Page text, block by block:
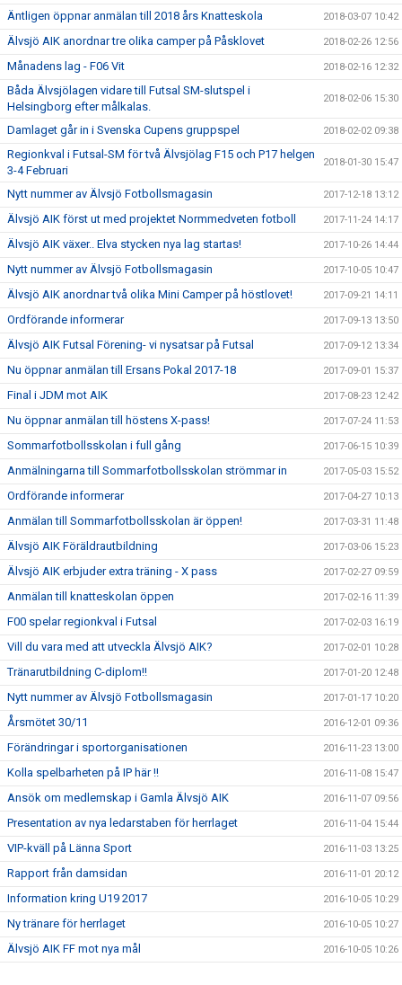
Äntligen öppnar anmälan till 2018 års Knatteskola 2018-03-07 10:42
Älvsjö AIK anordnar tre olika camper på Påsklovet 2018-02-26 12:56
Månadens lag - F06 Vit 2018-02-16 12:32
Båda Älvsjölagen vidare till Futsal SM-slutspel i
Helsingborg efter målkalas.
2018-02-06 15:30
Damlaget går in i Svenska Cupens gruppspel 2018-02-02 09:38
Regionkval i Futsal-SM för två Älvsjölag F15 och P17 helgen
3-4 Februari
2018-01-30 15:47
Nytt nummer av Älvsjö Fotbollsmagasin 2017-12-18 13:12
Älvsjö AIK först ut med projektet Normmedveten fotboll 2017-11-24 14:17
Älvsjö AIK växer.. Elva stycken nya lag startas! 2017-10-26 14:44
Nytt nummer av Älvsjö Fotbollsmagasin 2017-10-05 10:47
Älvsjö AIK anordnar två olika Mini Camper på höstlovet! 2017-09-21 14:11
Ordförande informerar 2017-09-13 13:50
Älvsjö AIK Futsal Förening- vi nysatsar på Futsal 2017-09-12 13:34
Nu öppnar anmälan till Ersans Pokal 2017-18 2017-09-01 15:37
Final i JDM mot AIK 2017-08-23 12:42
Nu öppnar anmälan till höstens X-pass! 2017-07-24 11:53
Sommarfotbollsskolan i full gång 2017-06-15 10:39
Anmälningarna till Sommarfotbollsskolan strömmar in 2017-05-03 15:52
Ordförande informerar 2017-04-27 10:13
Anmälan till Sommarfotbollsskolan är öppen! 2017-03-31 11:48
Älvsjö AIK Föräldrautbildning 2017-03-06 15:23
Älvsjö AIK erbjuder extra träning - X pass 2017-02-27 09:59
Anmälan till knatteskolan öppen 2017-02-16 11:39
F00 spelar regionkval i Futsal 2017-02-03 16:19
Vill du vara med att utveckla Älvsjö AIK? 2017-02-01 10:28
Tränarutbildning C-diplom!! 2017-01-20 12:48
Nytt nummer av Älvsjö Fotbollsmagasin 2017-01-17 10:20
Årsmötet 30/11 2016-12-01 09:36
Förändringar i sportorganisationen 2016-11-23 13:00
Kolla spelbarheten på IP här !! 2016-11-08 15:47
Ansök om medlemskap i Gamla Älvsjö AIK 2016-11-07 09:56
Presentation av nya ledarstaben för herrlaget 2016-11-04 15:44
VIP-kväll på Länna Sport 2016-11-03 13:25
Rapport från damsidan 2016-11-01 20:12
Information kring U19 2017 2016-10-05 10:29
Ny tränare för herrlaget 2016-10-05 10:27
Älvsjö AIK FF mot nya mål 2016-10-05 10:26